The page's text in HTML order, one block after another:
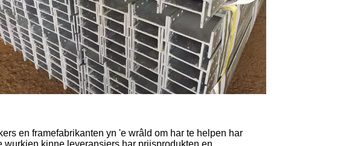
en framefabrikanten yn 'e wrâld om har te helpen har
kinne leveransiers har priisprodukten en